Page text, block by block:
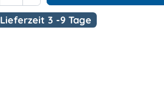
Lieferzeit 3 -9 Tage